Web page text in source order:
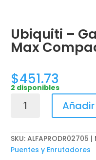
Ubiquiti –
Max
$451.73
2 disponibles
-
UCG-
Max
SKU:ALFAPRODR02705
Puentes y Enrutadores